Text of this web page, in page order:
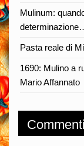
Mulinum:
Pasta reale di
1690: Mulino a
Mario Affannato